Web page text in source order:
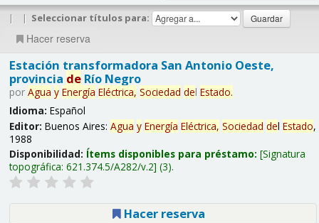
| | Seleccionar títulos para:
Hacer reserva
Estación transformadora San Antonio Oeste,
provincia deRío Negro
por Agua y Energía Eléctrica, Sociedad del Estado.
Idioma: Español
Editor: Buenos Aires: Agua y Energía Eléctrica, Sociedad del Estado,
1988
Disponibilidad: Ítems disponibles para préstamo: Signatura
topográfica: 621.374.5/A282/v.2 (3).
Hacer reserva